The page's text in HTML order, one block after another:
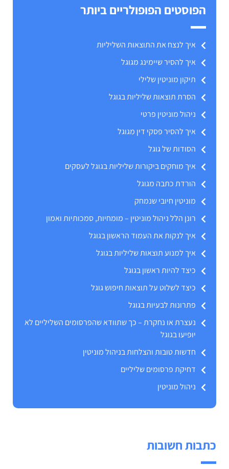
הפוסטים הפופולריים ביותר
איך לנצח את התוצאות השליליות
איך להסיר שיימינג מגוגל
תיקון מוניטין שלילי
הסרת תוצאות שליליות בגוגל
ניהול מוניטין פרטי
איך להסיר פסקי דין מגוגל
הסודות של גוגל
איך מוחקים ביקורות שליליות בגוגל לעסקים
הורדת כתבה מגוגל
מוניטין חיובי שנמחק
רונן הלל ניהול מוניטין – מומחיות, סמכותיות ואמון
איך לנקות את העמוד הראשון בגוגל
איך למנוע תוצאות שליליות בגוגל
כיצד להיות ראשון בגוגל
כיצד לשלוט על תוצאות חיפוש גוגל
פתרונות לבעיות בגוגל
נעצרת או נחקרת – כך שתוודא שהפרסומים השליליים לא
יופיעו בגוגל
חדשות טובות והצלחות בניהול מוניטין
דחיקת פרסומים שליליים
ניהול מוניטין
כתבות חשובות